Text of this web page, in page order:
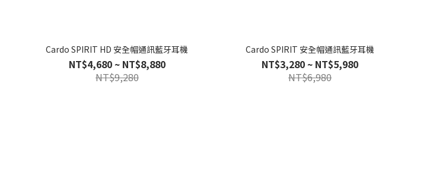
Cardo SPIRIT HD 安全帽通訊藍牙耳機
NT$4,680 ~ NT$8,880
NT$9,280
Cardo SPIRIT 安全帽通訊藍牙耳機
NT$3,280 ~ NT$5,980
NT$6,980